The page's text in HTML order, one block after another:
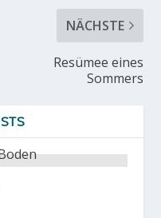
NÄCHSTE
Resümee eines
Sommers